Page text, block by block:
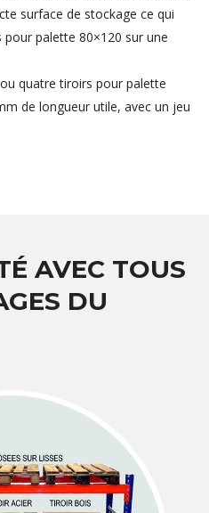
surface de stockage ce qui
palette 80×120 sur une
quatre tiroirs pour palette
de longueur utile, avec un jeu
AVEC TOUS
DU